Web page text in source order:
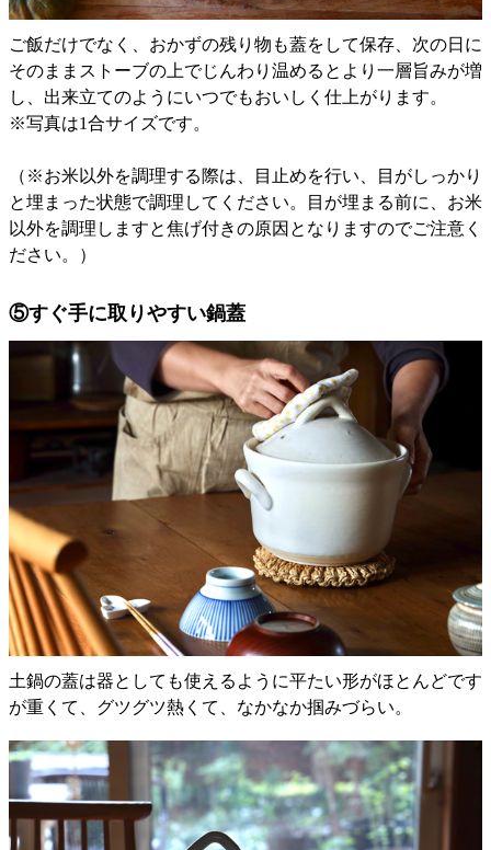
ご飯だけでなく、おかずの残り物も蓋をして保存、次の日に
そのままストーブの上でじんわり温めるとより一層旨みが増
し、出来立てのようにいつでもおいしく仕上がります。
※写真は1合サイズです。
（※お米以外を調理する際は、目止めを行い、目がしっかり
と埋まった状態で調理してください。目が埋まる前に、お米
以外を調理しますと焦げ付きの原因となりますのでご注意く
ださい。）
⑤すぐ手に取りやすい鍋蓋
土鍋の蓋は器としても使えるように平たい形がほとんどです
が重くて、グツグツ熱くて、なかなか掴みづらい。